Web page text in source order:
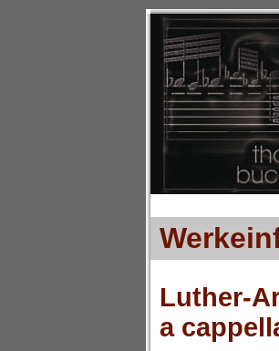
Luther-
a